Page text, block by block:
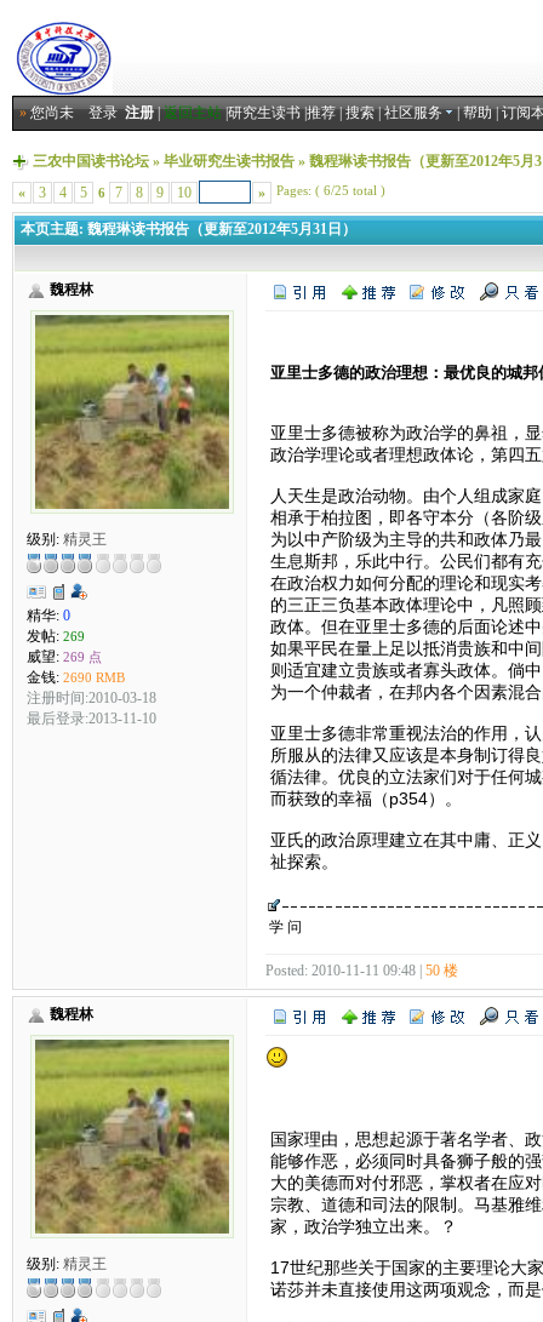
»您尚未登录 注册|返回主站|研究生读书|推荐|搜索|社区服务 |帮助|订阅
三农中国读书论坛» 毕业研究生读书报告» 魏程琳读书报告（更新至2012年5月
«
3 4 5 6 7 8 9 10 » Pages: ( 6/25 total )
本页主题: 魏程琳读书报告（更新至2012年5月31日）
魏程林
级别: 精灵王
精华: 0
发帖: 269
威望: 269 点
金钱: 2690 RMB
注册时间:2010-03-18
最后登录:2013-11-10
亚里士多德的政治理想：最优良的城
亚里士多德被称为政治学的鼻祖，
政治学理论或者理想政体论，第四
人天生是政治动物。由个人组成家
相承于柏拉图，即各守本分（各阶
为以中产阶级为主导的共和政体乃
生息斯邦，乐此中行。公民们都有
在政治权力如何分配的理论和现实
的三正三负基本政体理论中，凡照
政体。但在亚里士多德的后面论述
如果平民在量上足以抵消贵族和中
则适宜建立贵族或者寡头政体。倘
为一个仲裁者，在邦内各个因素混
亚里士多德非常重视法治的作用，
所服从的法律又应该是本身制订得
循法律。优良的立法家们对于任何
而获致的幸福（p354）。
亚氏的政治原理建立在其中庸、正
祉探索。
学 问
Posted: 2010-11-11 09:48 | 50 楼
魏程林
级别: 精灵王
国家理由，思想起源于著名学者、
能够作恶，必须同时具备狮子般的
大的美德而对付邪恶，掌权者在应
宗教、道德和司法的限制。马基雅
家，政治学独立出来。？
17世纪那些关于国家的主要理论大
诺莎并未直接使用这两项观念，而